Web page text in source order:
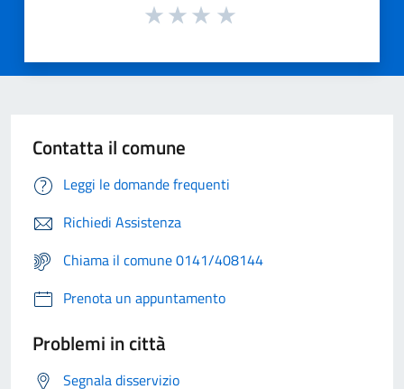
Contatta il comune
Leggi le domande frequenti
Richiedi Assistenza
Chiama il comune 0141/408144
Prenota un appuntamento
Problemi in città
Segnala disservizio